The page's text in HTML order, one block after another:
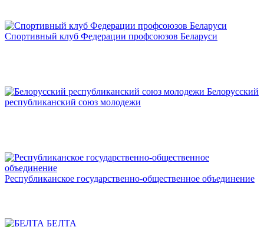
Спортивный клуб Федерации профсоюзов Беларуси
Белорусский
республиканский союз молодежи
Республиканское государственно-общественное объединение
БЕЛТА